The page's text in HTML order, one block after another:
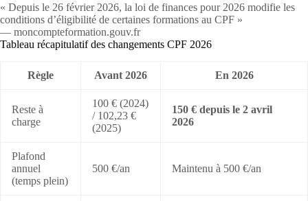
« Depuis le 26 février 2026, la loi de finances pour 2026 modifie les
conditions d’éligibilité de certaines formations au CPF »
— moncompteformation.gouv.fr
Tableau récapitulatif des changements CPF 2026
Règle Avant 2026 En 2026
Reste à
charge
100 € (2024)
/ 102,23 €
(2025)
150 € depuis le 2 avril
2026
Plafond
annuel
(temps plein)
500 €/an Maintenu à 500 €/an